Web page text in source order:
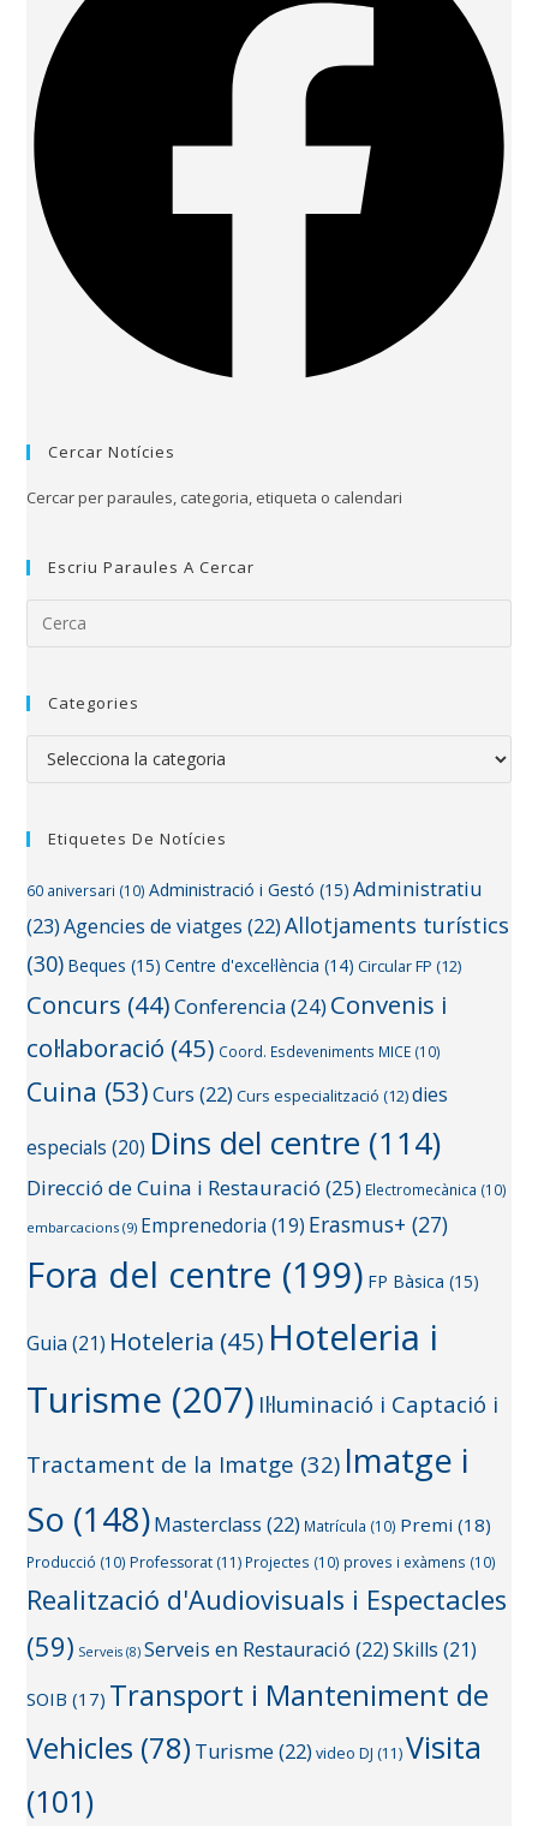
Cercar Notícies
Cercar per paraules, categoria, etiqueta o calendari
Escriu Paraules A Cercar
Categories
Etiquetes De Notícies
60 aniversari (10) Administració i Gestó (15) Administratiu
(23) Agencies de viatges (22) Allotjaments turístics
(30) Beques (15) Centre d'excel·lència (14) Circular FP (12)
Concurs (44)Conferencia(24) Convenis i
col·laboració (45) Coord. Esdeveniments MICE (10)
Cuina (53) Curs (22) Curs especialització (12)dies
especials (20) Dins del centre (114)
Direcció de Cuina i Restauració (25) Electromecànica (10)
embarcacions (9) Emprenedoria (19) Erasmus+ (27)
Fora del centre (199) FP Bàsica (15)
Guia (21) Hoteleria (45) Hoteleria i
Turisme (207) Il·luminació i Captació i
Tractament de la Imatge (32) Imatge i
So (148)Masterclass (22) Matrícula (10) Premi (18)
Producció (10) Professorat (11) Projectes (10) proves i exàmens (10)
Realització d'Audiovisuals i Espectacles
(59) Serveis (8) Serveis en Restauració (22) Skills (21)
SOIB (17) Transport i Manteniment de
Vehicles (78) Turisme (22) video DJ (11) Visita
(101)